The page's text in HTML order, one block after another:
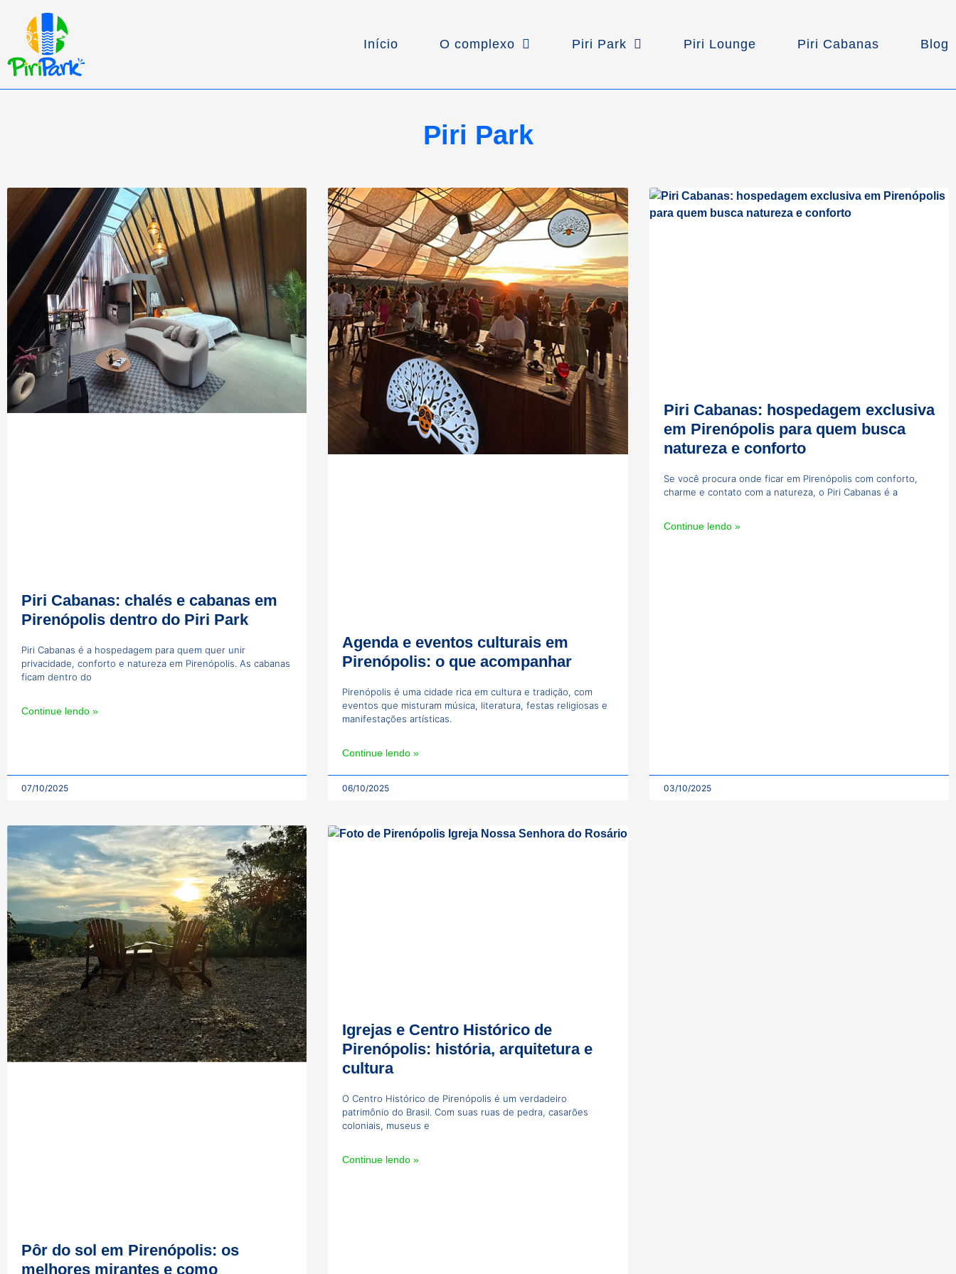
Início O complexo Piri Park Piri Lounge Piri Cabanas Blog
Piri Park
Piri Cabanas: chalés e cabanas em
Pirenópolis dentro do Piri Park
Piri Cabanas é a hospedagem para quem quer unir
privacidade, conforto e natureza em Pirenópolis. As cabanas
ficam dentro do
Continue lendo »
07/10/2025
Agenda e eventos culturais em
Pirenópolis: o que acompanhar
Pirenópolis é uma cidade rica em cultura e tradição, com
eventos que misturam música, literatura, festas religiosas e
manifestações artísticas.
Continue lendo »
06/10/2025
Piri Cabanas: hospedagem exclusiva
em Pirenópolis para quem busca
natureza e conforto
Se você procura onde ficar em Pirenópolis com conforto,
charme e contato com a natureza, o Piri Cabanas é a
Continue lendo »
03/10/2025
Pôr do sol em Pirenópolis: os
melhores mirantes e como
Igrejas e Centro Histórico de
Pirenópolis: história, arquitetura e
cultura
O Centro Histórico de Pirenópolis é um verdadeiro
patrimônio do Brasil. Com suas ruas de pedra, casarões
coloniais, museus e
Continue lendo »